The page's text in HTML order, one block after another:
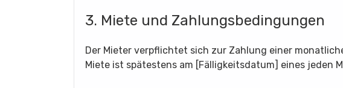
3. Miete und Zahlungsbedingungen
Der Mieter verpflichtet sich zur Zahlung einer
Miete ist spätestens am [Fälligkeitsdatum] eines jeden